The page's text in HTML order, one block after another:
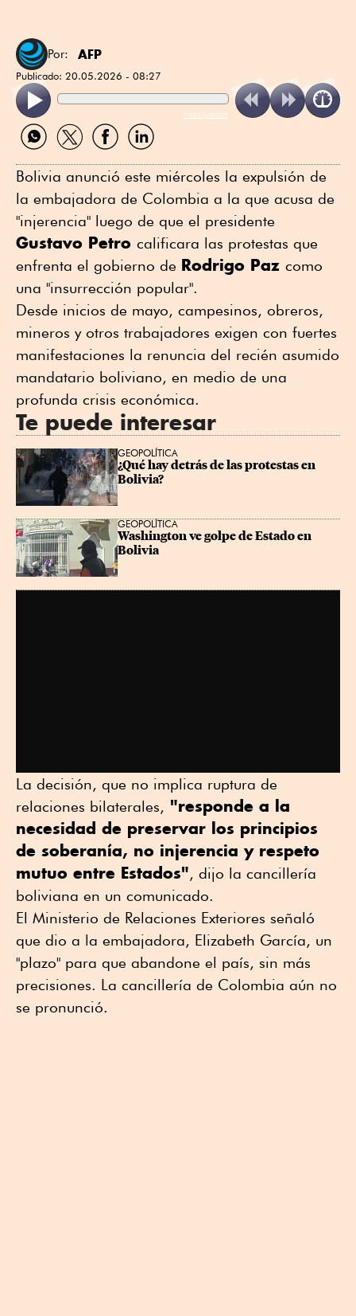
Por: AFP
Publicado: 20.05.2026 - 08:27
ReadSpeaker
Compartir
por
Compartir
por
Compartir
por
Compartir
por
Bolivia anunció este miércoles la expulsión de
la embajadora de Colombia a la que acusa de
"injerencia" luego de que el presidente
Gustavo Petro calificara las protestas que
enfrenta el gobierno de Rodrigo Paz como
una "insurrección popular".
Desde inicios de mayo, campesinos, obreros,
mineros y otros trabajadores exigen con fuertes
manifestaciones la renuncia del recién asumido
mandatario boliviano, en medio de una
profunda crisis económica.
Te puede interesar
GEOPOLÍTICA
¿Qué hay detrás de las protestas en
Bolivia?
GEOPOLÍTICA
Washington ve golpe de Estado en
Bolivia
La decisión, que no implica ruptura de
relaciones bilaterales, "responde a la
necesidad de preservar los principios
de soberanía, no injerencia y respeto
mutuo entre Estados", dijo la cancillería
boliviana en un comunicado.
El Ministerio de Relaciones Exteriores señaló
que dio a la embajadora, Elizabeth García, un
"plazo" para que abandone el país, sin más
precisiones. La cancillería de Colombia aún no
se pronunció.